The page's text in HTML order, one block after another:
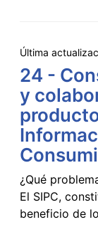
Última
24 -
y
¿Qué
El SIPC,
beneficio de